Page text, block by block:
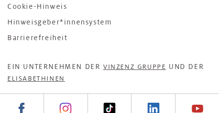
Cookie-Hinweis
Hinweisgeber*innensystem
Barrierefreiheit
EIN UNTERNEHMEN DER VINZENZ GRUPPE UND DER
ELISABETHINEN